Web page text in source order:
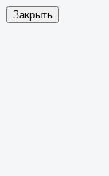
Закрыть